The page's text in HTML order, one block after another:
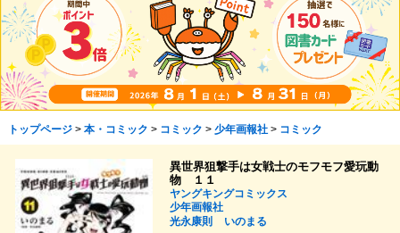
トップページ> 本・コミック > コミック > 少年画報社> コミック
異世界狙撃手は女戦士のモフモフ愛玩動
物 １１
ヤングキングコミックス
少年画報社
光永康則
いのまる